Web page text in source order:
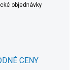
objednávky
CENY